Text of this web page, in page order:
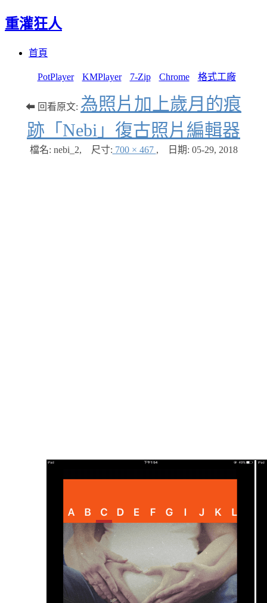
重灌狂人
首頁
PotPlayer KMPlayer 7-Zip Chrome 格式工廠
⬅ 回看原文: 為照片加上歲月的痕
跡「Nebi」復古照片編輯器
檔名: nebi_2, 尺寸: 700 × 467 , 日期: 05-29, 2018